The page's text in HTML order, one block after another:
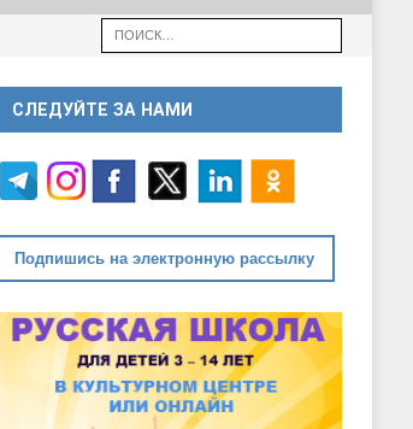
СЛЕДУЙТЕ ЗА НАМИ
Подпишись на электронную рассылку